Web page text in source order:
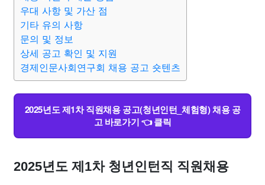
우대 사항 및 가산 점
기타 유의 사항
문의 및 정보
상세 공고 확인 및 지원
경제인문사회연구회 채용 공고 숏텐츠
2025년도 제1차 직원채용 공고(청년인턴_체험형) 채용 공
고 바로가기 👈 클릭
2025년도 제1차 청년인턴직 직원채용